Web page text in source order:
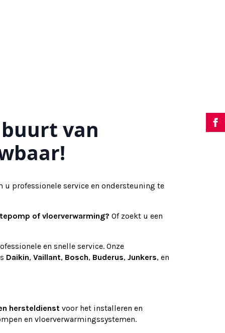
van
u professionele service en ondersteuning te
of vloerverwarming? Of zoekt u een
en snelle service. Onze
Daikin, Vaillant, Bosch, Buderus, Junkers, en
hersteldienst voor het installeren en
en vloerverwarmingssystemen.